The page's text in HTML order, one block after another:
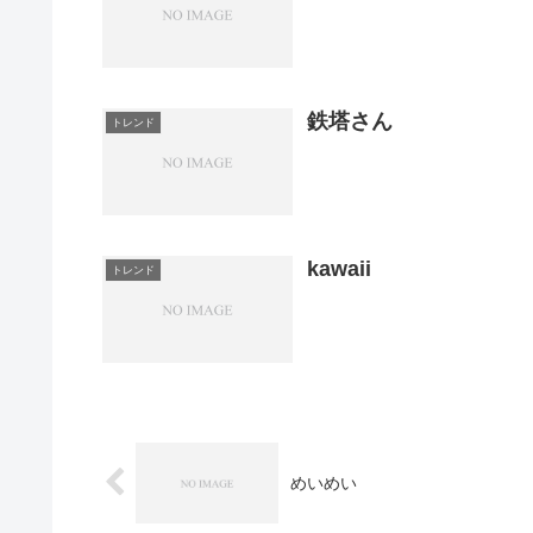
トレンド 鉄塔さん
トレンド kawaii
めいめい